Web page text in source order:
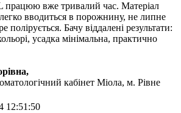
працюю вже тривалий час. Матеріал
вводиться в порожнину, не липне
полірується. Бачу віддалені результати:
усадка мінімальна, практично
кабінет Міола, м. Рівне
12:51:50